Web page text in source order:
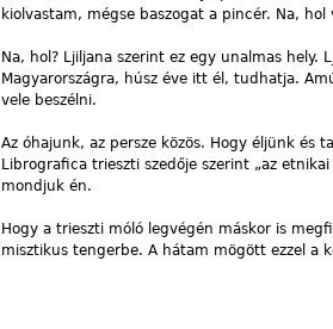
kiolvastam, mégse baszogat a pincér. Na, hol
Na, hol? Ljiljana szerint ez egy unalmas
Magyarországra, húsz éve itt él, tudhatja.
vele beszélni.
Az óhajunk, az persze közös. Hogy éljünk és
Librografica trieszti szedője szerint „az
mondjuk én.
Hogy a trieszti móló legvégén máskor is
misztikus tengerbe. A hátam mögött ezzel a